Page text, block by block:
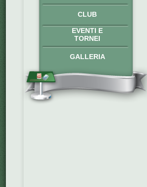
CLUB
EVENTI E
TORNEI
GALLERIA